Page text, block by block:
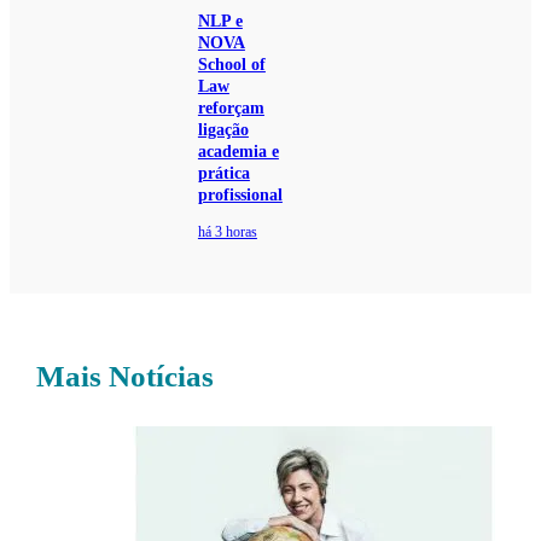
NLP e
NOVA
School of
Law
reforçam
ligação
academia e
prática
profissional
há 3 horas
Mais Notícias